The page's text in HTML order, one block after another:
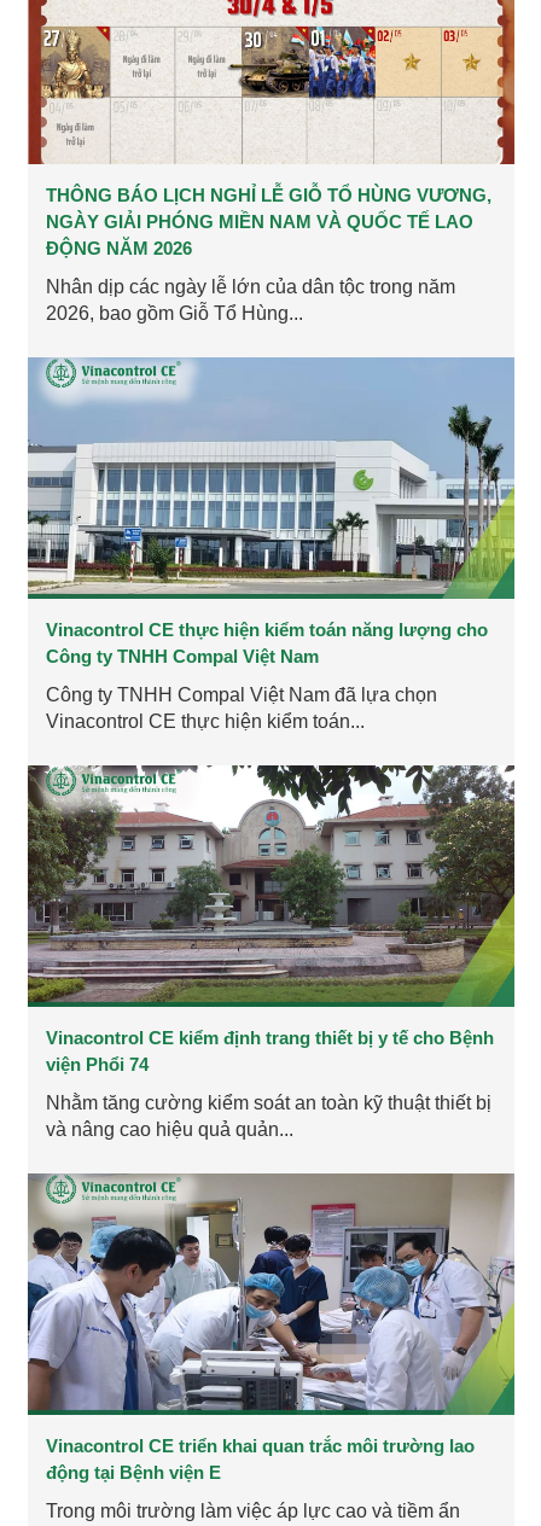
THÔNG BÁO LỊCH NGHỈ LỄ GIỖ TỔ HÙNG VƯƠNG,
NGÀY GIẢI PHÓNG MIỀN NAM VÀ QUỐC TẾ LAO
ĐỘNG NĂM 2026
Nhân dịp các ngày lễ lớn của dân tộc trong năm
2026, bao gồm Giỗ Tổ Hùng...
Vinacontrol CE thực hiện kiểm toán năng lượng cho
Công ty TNHH Compal Việt Nam
Công ty TNHH Compal Việt Nam đã lựa chọn
Vinacontrol CE thực hiện kiểm toán...
Vinacontrol CE kiểm định trang thiết bị y tế cho Bệnh
viện Phổi 74
Nhằm tăng cường kiểm soát an toàn kỹ thuật thiết bị
và nâng cao hiệu quả quản...
Vinacontrol CE triển khai quan trắc môi trường lao
động tại Bệnh viện E
Trong môi trường làm việc áp lực cao và tiềm ẩn